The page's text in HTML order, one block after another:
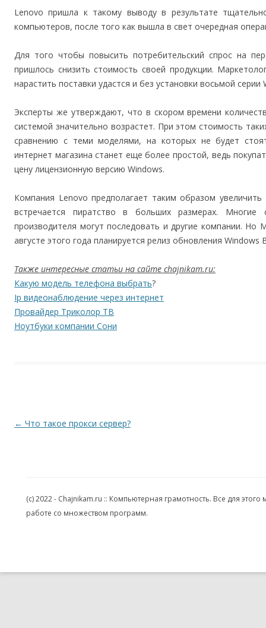
Lenovo пришла к такому выводу в результате
компьютеров, после того как вышла в свет очередная
Для того чтобы повысить потребительский спрос на
пришлось снизить стоимость своей продукции.
нарастить поставки удастся и без установки восьмой серии
Эксперты же утверждают, что в скором времени
системой значительно возрастет. При этом стоимость
сравнению с теми моделями, на которых не будет
интернет магазина станет еще более простой, ведь
цену лицензионную версию Windows.
Компания Lenovo предполагает таким образом
встречается пиратство в больших размерах. Многие
производителя могут последовать и другие компании.
августе этого года планируется релиз обновления Windows
Также интересные статьи на сайте chajnikam.ru:
Какую модель телефона выбрать?
Ip видеонаблюдение через интернет
Провайдер Триколор ТВ
Ноутбуки компании Сони
Навигация по записям
← Что такое прокси сервер?
(c) 2022 - Chajnikam.ru :: Компьютерная грамотность. Все для
работе со множеством программ.